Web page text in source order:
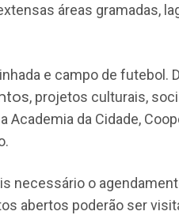
áreas gramadas,
e campo de futebol.
, projetos culturais,
da Cidade,
necessário o
abertos poderão ser